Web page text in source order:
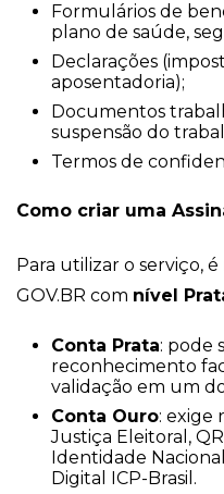
Formulários de
plano de saúde,
Declarações
aposentadoria);
Documentos
suspensão do
Termos de
Como criar uma
Para utilizar o serviço,
GOV.BR com nível
Conta Prata: pode
reconhecimento
validação em um
Conta Ouro: exige
Justiça Eleitoral,
Identidade
Digital ICP-Brasil.